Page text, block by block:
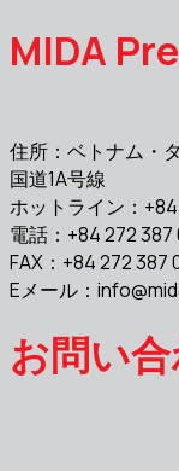
MIDA
住所：ベトナム・
国道1A号線
ホットライン：
電話：+84 272 387
FAX：+84 272 387
Eメール：
お問い